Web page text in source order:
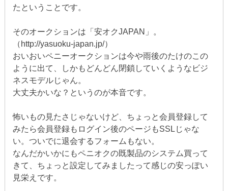
たということです。
そのオークションは「安オクJAPAN」。
（http://yasuoku-japan.jp/）
おいおいペニーオークションは今や雨後のたけのこの
ように出て、しかもどんどん閉鎖していくようなビジ
ネスモデルじゃん。
大丈夫かいな？というのが本音です。
怖いもの見たさじゃないけど、ちょっと会員登録して
みたら会員登録もログイン後のページもSSLじゃな
い。ついでに退会するフォームもない。
なんだかいかにもペニオクの既製品のシステム買って
きて、ちょっと設定してみましたって感じの安っぽい
見栄えです。